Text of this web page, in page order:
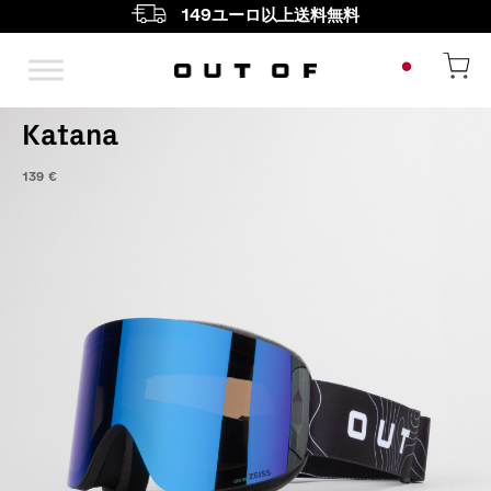
149ユーロ以上送料無料
メインナビゲーション
Katana
139 €